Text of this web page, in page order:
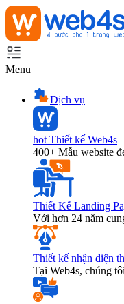
Menu
Dịch vụ
hot Thiết kế Web4s
400+ Mẫu website
Thiết Kế Landing
Với hơn 24 năm
Thiết kế nhận diện
Tại Web4s, chúng